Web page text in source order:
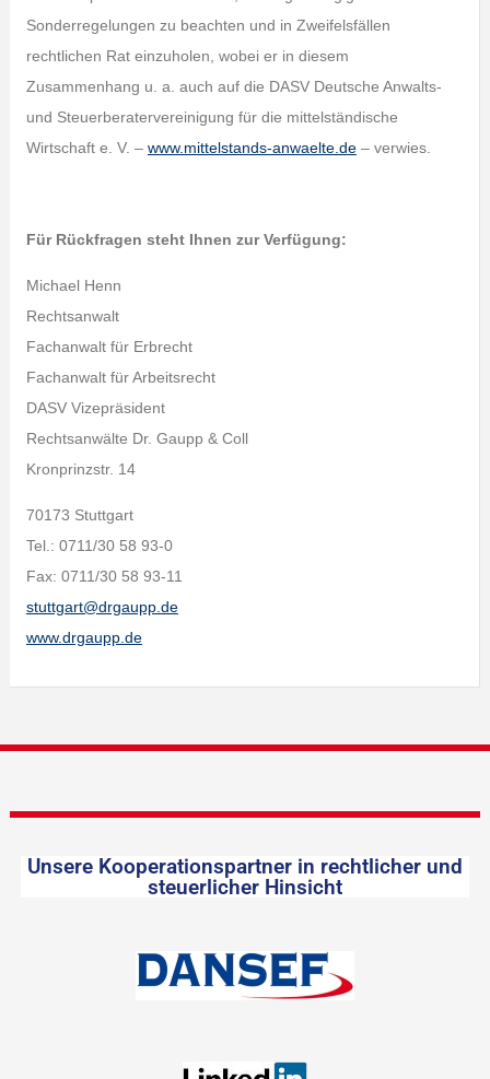
Sonderregelungen zu beachten und in Zweifelsfällen
rechtlichen Rat einzuholen, wobei er in diesem
Zusammenhang u. a. auch auf die DASV Deutsche Anwalts-
und Steuerberatervereinigung für die mittelständische
Wirtschaft e. V. – www.mittelstands-anwaelte.de– verwies.
Für Rückfragen steht Ihnen zur Verfügung:
Michael Henn
Rechtsanwalt
Fachanwalt für Erbrecht
Fachanwalt für Arbeitsrecht
DASV Vizepräsident
Rechtsanwälte Dr. Gaupp & Coll
Kronprinzstr. 14
70173 Stuttgart
Tel.: 0711/30 58 93-0
Fax: 0711/30 58 93-11
stuttgart@drgaupp.de
www.drgaupp.de
Unsere Kooperationspartner in rechtlicher und
steuerlicher Hinsicht